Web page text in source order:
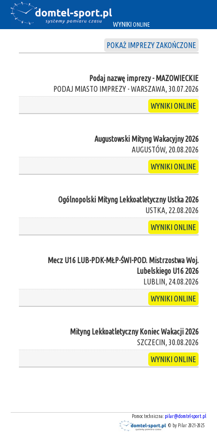
WYNIKI ONLINE
POKAŻ IMPREZY ZAKOŃCZONE
Podaj nazwę imprezy - MAZOWIECKIE
PODAJ MIASTO IMPREZY - WARSZAWA, 30.07.2026
WYNIKI ONLINE
Augustowski Mityng Wakacyjny 2026
AUGUSTÓW, 20.08.2026
WYNIKI ONLINE
Ogólnopolski Mityng Lekkoatletyczny Ustka 2026
USTKA, 22.08.2026
WYNIKI ONLINE
Mecz U16 LUB-PDK-MŁP-ŚWI-POD. Mistrzostwa Woj.
Lubelskiego U16 2026
LUBLIN, 24.08.2026
WYNIKI ONLINE
Mityng Lekkoatletyczny Koniec Wakacji 2026
SZCZECIN, 30.08.2026
WYNIKI ONLINE
Pomoc techniczna: pilar@domtel-sport.pl
© by Pilar 2021-2025